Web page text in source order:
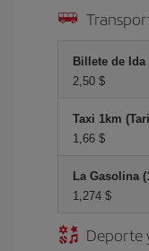
Billete de
2,50 $
Taxi 1km
1,66 $
La Gasolina
1,274 $
Deporte